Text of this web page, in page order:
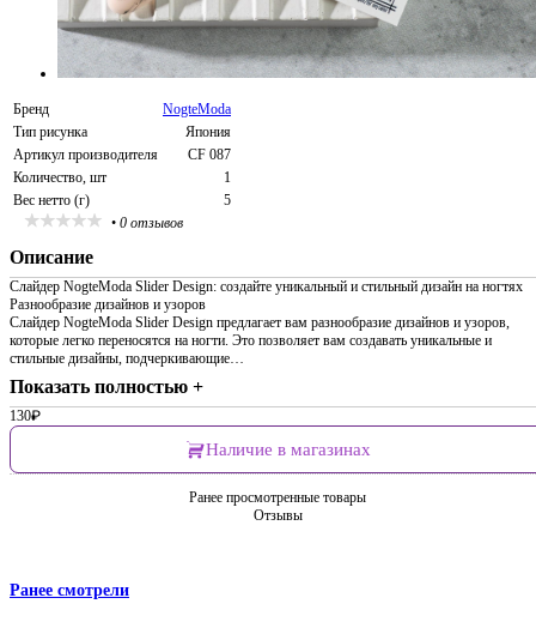
Бренд
NogteModa
Тип рисунка
Япония
Артикул производителя
CF 087
Количество, шт
1
Вес нетто (г)
5
• 0 отзывов
Описание
Слайдер NogteModa Slider Design: создайте уникальный и стильный дизайн на ногтях
Разнообразие дизайнов и узоров
Слайдер NogteModa Slider Design предлагает вам разнообразие дизайнов и узоров,
которые легко переносятся на ногти. Это позволяет вам создавать уникальные и
стильные дизайны, подчеркивающие…
Показать полностью +
130₽
Наличие в магазинах
Ранее просмотренные товары
Отзывы
Ранее смотрели